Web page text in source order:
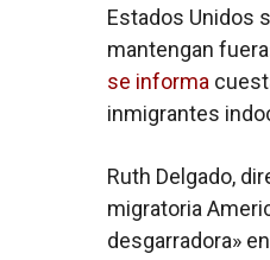
Estados Unidos
mantengan
se informa
inmigrantes
Ruth Delgado,
migratoria
desgarradora»